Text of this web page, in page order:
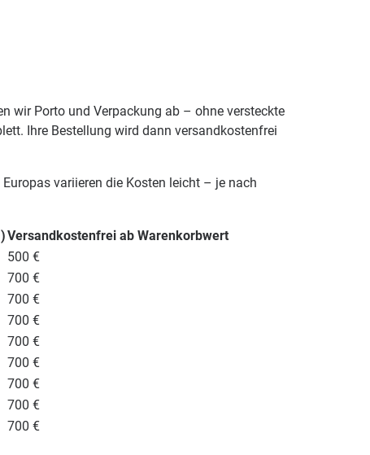
wir Porto und Verpackung ab – ohne versteckte
Ihre Bestellung wird dann versandkostenfrei
variieren die Kosten leicht – je nach
Versandkostenfrei ab Warenkorbwert
500 €
700 €
700 €
700 €
700 €
700 €
700 €
700 €
700 €